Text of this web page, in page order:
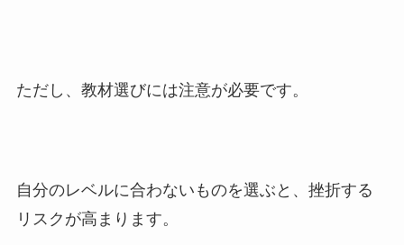
ただし、教材選びには注意が必要です。
自分のレベルに合わないものを選ぶと、挫折する
リスクが高まります。